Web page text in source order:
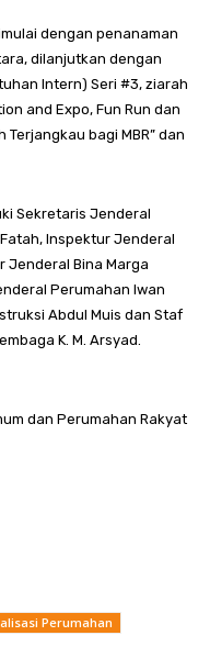
dengan penanaman
dilanjutkan dengan
Intern) Seri #3, ziarah
and Expo, Fun Run dan
Terjangkau bagi MBR” dan
Sekretaris Jenderal
Inspektur Jenderal
Jenderal Bina Marga
Perumahan Iwan
Abdul Muis dan Staf
K. M. Arsyad.
dan Perumahan Rakyat
Perumahan